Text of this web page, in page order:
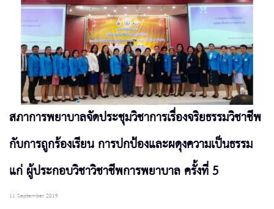
สภาการพยาบาลจัดประชุมวิชาการเรื่องจริยธรรมวิชาชีพ
กับการถูกร้องเรียน การปกป้องและผดุงความเป็นธรรม
แก่ ผู้ประกอบวิชาวิชาชีพการพยาบาล ครั้งที่ 5
11 September 2019